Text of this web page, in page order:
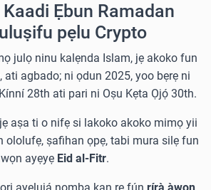
Ẹbun Ramadan
pẹlu Crypto
julọ ninu kalẹnda Islam, jẹ akoko fun
ati agbado; ni ọdun 2025, yoo bẹrẹ ni
28th ati pari ni Oṣu Kẹta Ọjọ́ 30th.
aṣa ti o nifẹ si lakoko akoko mimọ yii
ololufẹ, ṣafihan ọpẹ, tabi mura silẹ fun
ayẹyẹ Eid al-Fitr.